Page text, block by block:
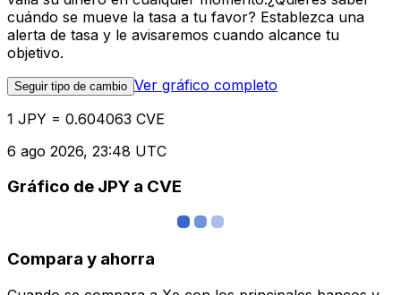
cuándo se mueve la tasa a tu favor? Establezca una
alerta de tasa y le avisaremos cuando alcance tu
objetivo.
Seguir tipo de cambio Ver gráfico completo
1 JPY = 0.604063 CVE
6 ago 2026, 23:48 UTC
Gráfico de JPY a CVE
Compara y ahorra